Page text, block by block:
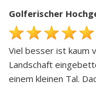
Golferischer
Viel besser ist kaum
Landschaft
einem kleinen Tal.